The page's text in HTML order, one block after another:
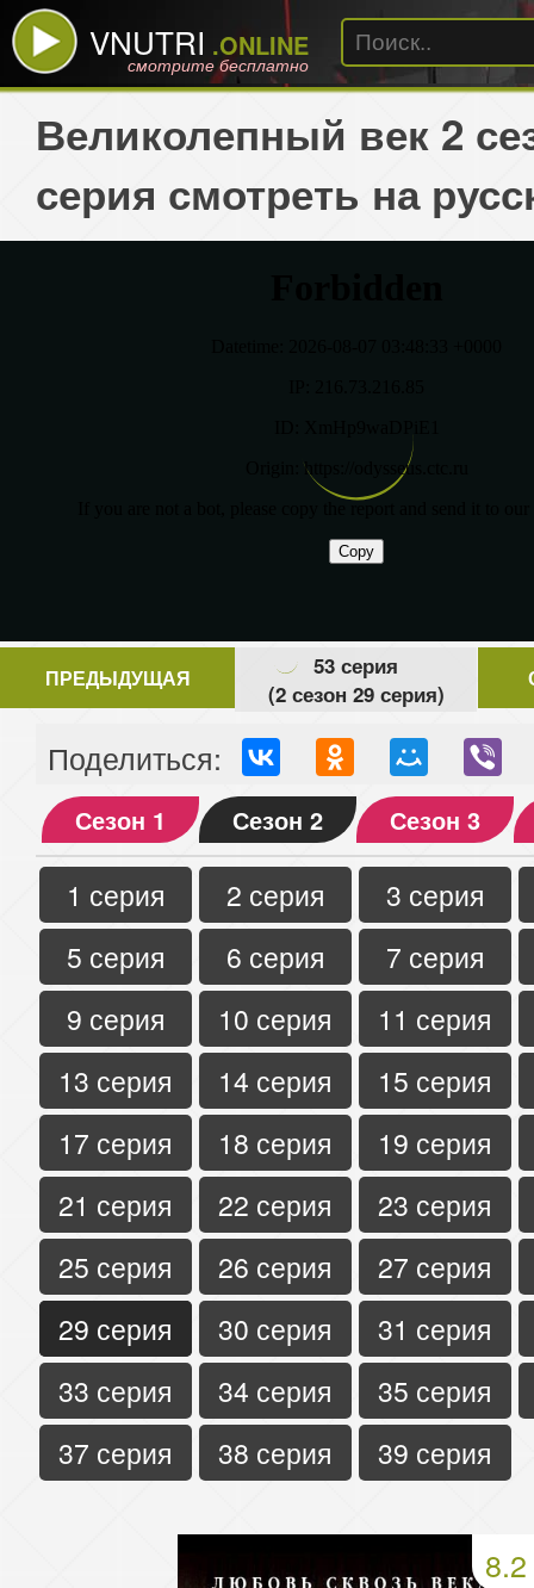
VNUTRI .ONLINE
смотрите бесплатно
Великолепный век 2
серия смотреть на
ПРЕДЫДУЩАЯ
53 серия
(2 сезон 29 серия)
Поделиться:
Сезон 1 Сезон 2 Сезон 3
1 серия 2 серия
3 серия
5 серия
6 серия
7 серия
9 серия
10 серия
11 серия
13 серия
14 серия
15 серия
17 серия
18 серия
19 серия
21 серия
22 серия
23 серия
25 серия
26 серия
27 серия
29 серия
30 серия
31 серия
33 серия
34 серия
35 серия
37 серия
38 серия 39 серия
8.2